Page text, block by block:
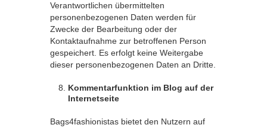
Verantwortlichen übermittelten
personenbezogenen Daten werden für
Zwecke der Bearbeitung oder der
Kontaktaufnahme zur betroffenen Person
gespeichert. Es erfolgt keine Weitergabe
dieser personenbezogenen Daten an Dritte.
Kommentarfunktion im Blog auf der
Internetseite
Bags4fashionistas bietet den Nutzern auf